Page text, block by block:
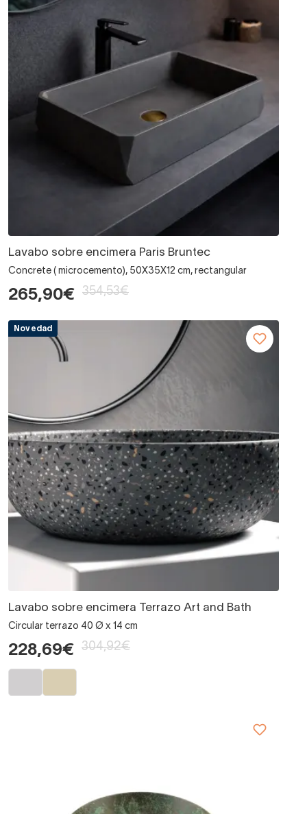
Lavabo sobre encimera Paris Bruntec
Concrete ( microcemento), 50X35X12 cm, rectangular
265,90€ 354,53€
Novedad
Lavabo sobre encimera Terrazo Art and Bath
Circular terrazo 40 Ø x 14 cm
228,69€ 304,92€